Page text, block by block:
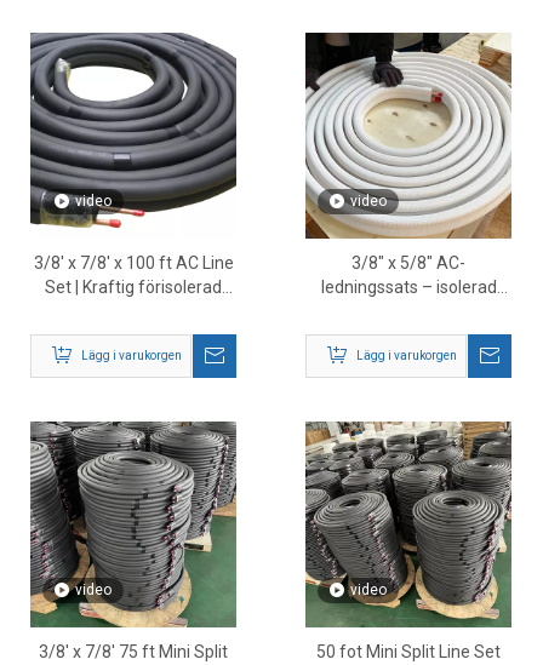
video
3/8' x 7/8' x 100 ft AC Line
Set | Kraftig förisolerad
för HVAC-system
Lägg i varukorgen
video
3/8″ x 5/8″ AC-
ledningssats – isolerad
köldmedieledningssats
Lägg i varukorgen
video
3/8' x 7/8' 75 ft Mini Split
video
50 fot Mini Split Line Set